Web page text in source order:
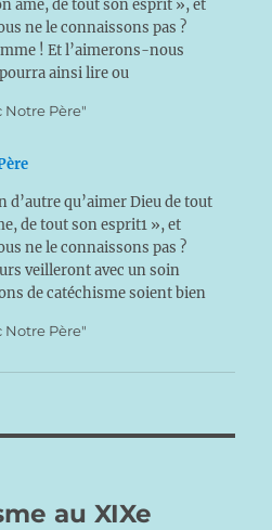
âme, de tout son esprit », et
ne le connaissons pas ?
! Et l’aimerons-nous
ainsi lire ou
Notre Père"
qu’aimer Dieu de tout
de tout son esprit1 », et
ne le connaissons pas ?
veilleront avec un soin
de catéchisme soient bien
Notre Père"
au XIXe